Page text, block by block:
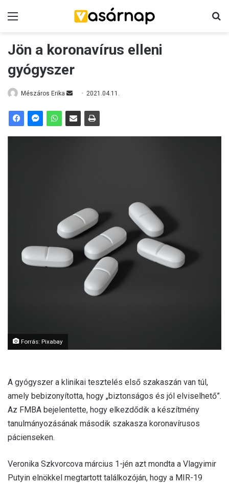
Jön a koronavírus elleni
gyógyszer
Mészáros Erika
n
l
2021.04.11.
Forrás: Pixabay
A gyógyszer a klinikai tesztelés első szakaszán van túl,
amely bebizonyította, hogy „biztonságos és jól elviselhető”.
Az FMBA bejelentette, hogy elkezdődik a készítmény
tanulmányozásának második szakasza koronavírusos
pácienseken.
Veronika Szkvorcova március 1-jén azt mondta a Vlagyimir
Putyin elnökkel megtartott találkozóján, hogy a MIR-19